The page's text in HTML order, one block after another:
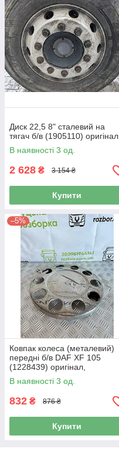
Диск 22,5 8" сталевий на
тягач б/в (1905110) оригінал
В наявності 3 од.
2 628 ₴ 3 154 ₴
Купити
–5%
Ковпак колеса (металевий)
передні б/в DAF XF 105
(1228439) оригінал,
510х80х520 мм
В наявності 3 од.
832 ₴ 876 ₴
Купити